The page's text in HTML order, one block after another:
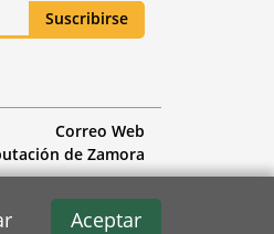
Correo Web
de Zamora
Aceptar